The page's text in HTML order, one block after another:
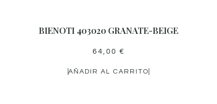
BIENOTI 403020 GRANATE-BEIGE
64,00 €
AÑADIR AL CARRITO